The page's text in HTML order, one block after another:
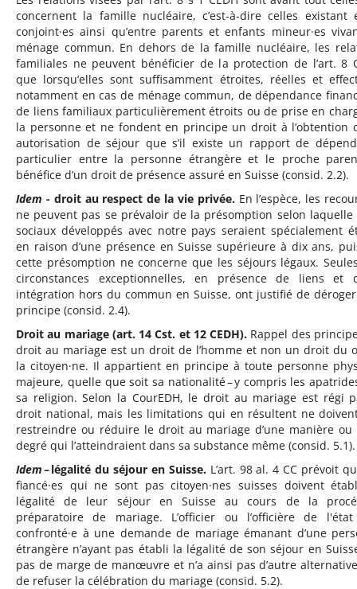
concernent la famille nucléaire, c’est-à-dire celles existant
conjoint·es ainsi qu’entre parents et enfants mineur·es
ménage commun. En dehors de la famille nucléaire, les
familiales ne peuvent bénéficier de la protection de l’art. 8
que lorsqu’elles sont suffisamment étroites, réelles et
notamment en cas de ménage commun, de dépendance
de liens familiaux particulièrement étroits ou de prise en
la personne et ne fondent en principe un droit à l’obtention
autorisation de séjour que s’il existe un rapport de
particulier entre la personne étrangère et le proche
bénéfice d’un droit de présence assuré en Suisse (consid. 2.2).
Idem - droit au respect de la vie privée. En l’espèce, les
ne peuvent pas se prévaloir de la présomption selon laquelle
sociaux développés avec notre pays seraient spécialement
en raison d’une présence en Suisse supérieure à dix ans,
cette présomption ne concerne que les séjours légaux.
circonstances exceptionnelles, en présence de liens et
intégration hors du commun en Suisse, ont justifié de
principe (consid. 2.4).
Droit au mariage (art. 14 Cst. et 12 CEDH). Rappel des
droit au mariage est un droit de l’homme et non un droit du
la citoyen·ne. Il appartient en principe à toute personne
majeure, quelle que soit sa nationalité – y compris les
sa religion. Selon la CourEDH, le droit au mariage est régi
droit national, mais les limitations qui en résultent ne
restreindre ou réduire le droit au mariage d’une manière
degré qui l’atteindraient dans sa substance même (consid. 5.1).
Idem– légalité du séjour en Suisse.L’art. 98 al. 4 CC prévoit
fiancé·es qui ne sont pas citoyen·nes suisses doivent
légalité de leur séjour en Suisse au cours de la
préparatoire de mariage. L’officier ou l’officière de
confronté·e à une demande de mariage émanant d’une
étrangère n’ayant pas établi la légalité de son séjour en
pas de marge de manœuvre et n’a ainsi pas d’autre
de refuser la célébration du mariage (consid. 5.2).